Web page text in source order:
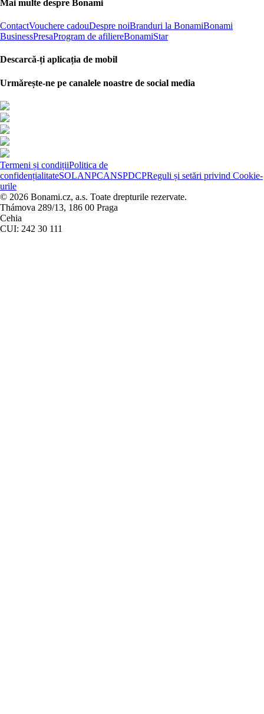
Mai multe despre Bonami
ContactVouchere cadouDespre noiBranduri la BonamiBonami
BusinessPresaProgram de afiliereBonamiStar
Descarcă-ți aplicația de mobil
Urmărește-ne pe canalele noastre de social media
Termeni și condițiiPolitica de
confidențialitateSOLANPCANSPDCPReguli și setări privind Cookie-
urile
© 2026 Bonami.cz, a.s. Toate drepturile rezervate.
Thámova 289/13, 186 00 Praga
Cehia
CUI: 242 30 111